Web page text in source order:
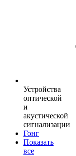
Устройства
оптической
и
акустической
сигнализации
Гонг
Показать
все